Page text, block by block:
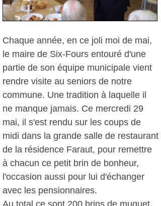
Chaque année, en ce joli moi de mai,
le maire de Six-Fours entouré d'une
partie de son équipe municipale vient
rendre visite au seniors de notre
commune. Une tradition à laquelle il
ne manque jamais. Ce mercredi 29
mai, il s'est rendu sur les coups de
midi dans la grande salle de restaurant
de la résidence Faraut, pour remettre
à chacun ce petit brin de bonheur,
l'occasion aussi pour lui d'échanger
avec les pensionnaires.
Au total ce sont 200 brins de muguet